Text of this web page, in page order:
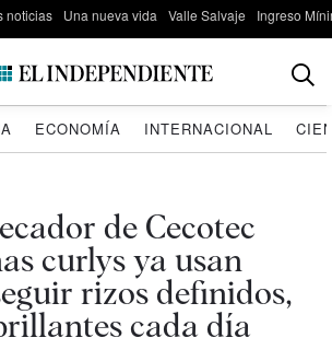
noticias Una nueva vida Valle Salvaje Ingreso
ECONOMÍA INTERNACIONAL
de Cecotec
curlys ya usan
rizos definidos,
cada día